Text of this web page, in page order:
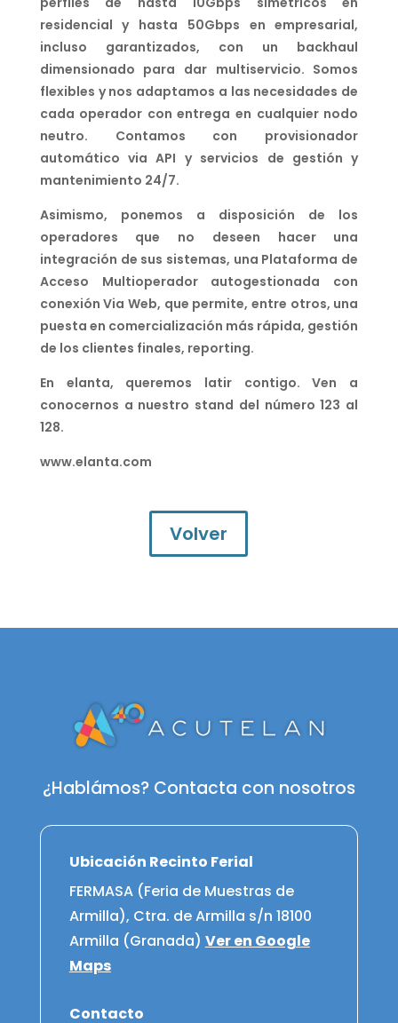
residencial y hasta 50Gbps en empresarial,
incluso garantizados, con un backhaul
dimensionado para dar multiservicio. Somos
flexibles y nos adaptamos a las necesidades de
cada operador con entrega en cualquier nodo
neutro. Contamos con provisionador
automático via API y servicios de gestión y
mantenimiento 24/7.
Asimismo, ponemos a disposición de los
operadores que no deseen hacer una
integración de sus sistemas, una Plataforma de
Acceso Multioperador autogestionada con
conexión Via Web, que permite, entre otros, una
puesta en comercialización más rápida, gestión
de los clientes finales, reporting.
En elanta, queremos latir contigo. Ven a
conocernos a nuestro stand del número 123 al
128.
www.elanta.com
Volver
¿Hablámos? Contacta con nosotros
Ubicación Recinto Ferial
FERMASA (Feria de Muestras de
Armilla), Ctra. de Armilla s/n 18100
Armilla (Granada) Ver en Google
Maps
Contacto